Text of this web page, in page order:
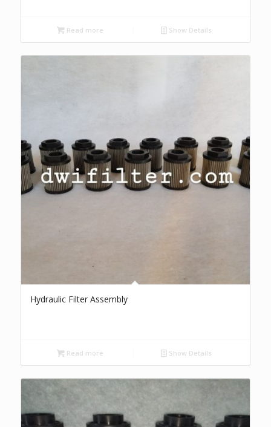
Read more Show Details
Hydraulic Filter Assembly
Read more Show Details